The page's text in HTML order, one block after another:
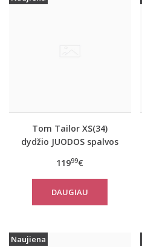
Tom Tailor XS(34)
dydžio JUODOS spalvos
paltas Tom Tailor
29999
11999€
DAUGIAU
Naujiena